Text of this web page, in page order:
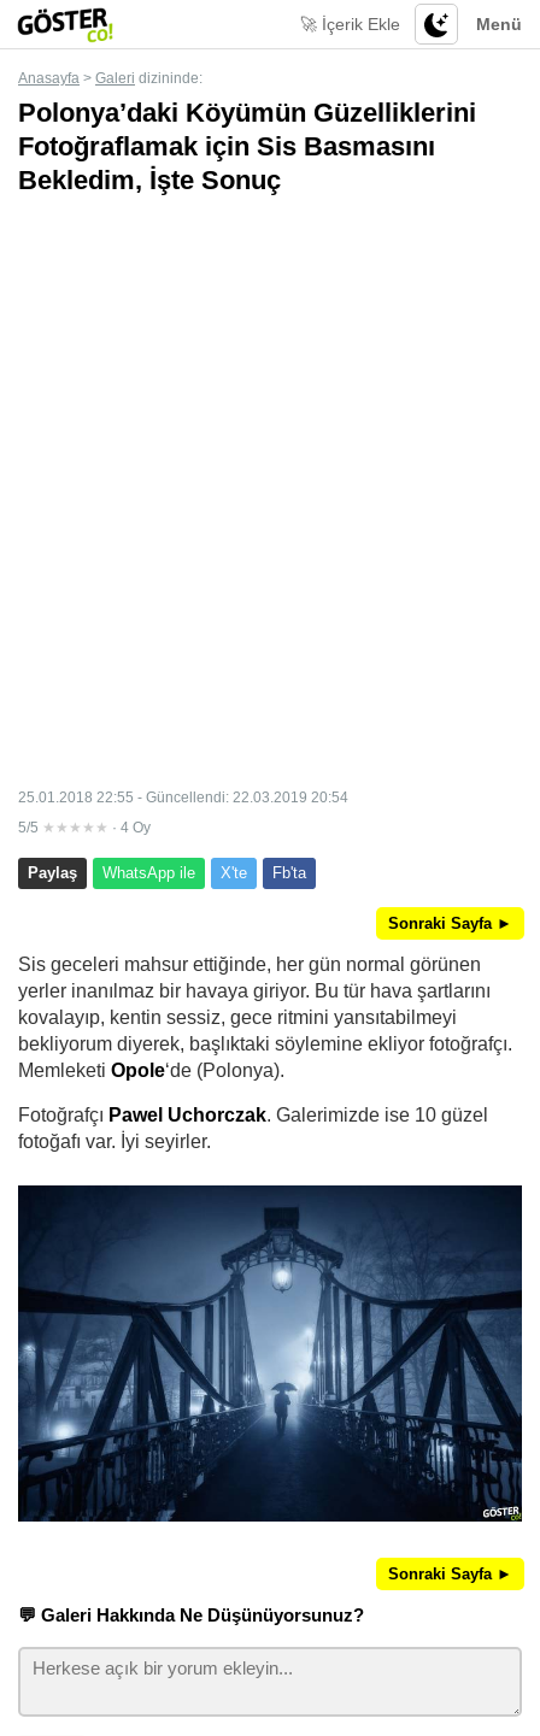
Menü
🚀 İçerik Ekle
Anasayfa > Galeri dizininde:
Polonya’daki Köyümün Güzelliklerini
Fotoğraflamak için Sis Basmasını
Bekledim, İşte Sonuç
25.01.2018 22:55 - Güncellendi: 22.03.2019 20:54
5/5 ★★★★★ · 4 Oy
Paylaş WhatsApp ile X'te Fb'ta
Sonraki Sayfa ►
Sis geceleri mahsur ettiğinde, her gün normal görünen
yerler inanılmaz bir havaya giriyor. Bu tür hava şartlarını
kovalayıp, kentin sessiz, gece ritmini yansıtabilmeyi
bekliyorum diyerek, başlıktaki söylemine ekliyor fotoğrafçı.
Memleketi Opole‘de (Polonya).
Fotoğrafçı Pawel Uchorczak. Galerimizde ise 10 güzel
fotoğafı var. İyi seyirler.
Sonraki Sayfa ►
💬 Galeri Hakkında Ne Düşünüyorsunuz?